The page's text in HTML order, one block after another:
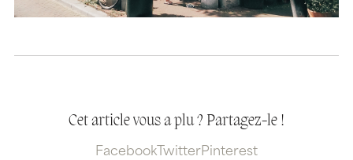
Cet article vous a plu ? Partagez-le !
Facebook TwitterPinterest